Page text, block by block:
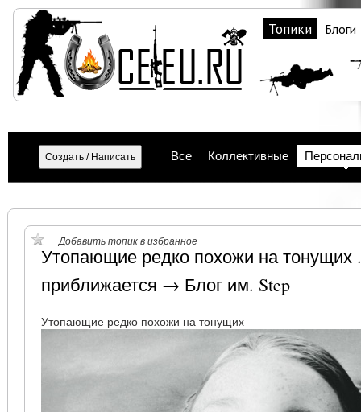
Топики Блоги
Все Коллективные
Добавить топик в избранное
Утопающие редко похожи на тонущих
приближается → Блог им. Step
Утопающие редко похожи на тонущих